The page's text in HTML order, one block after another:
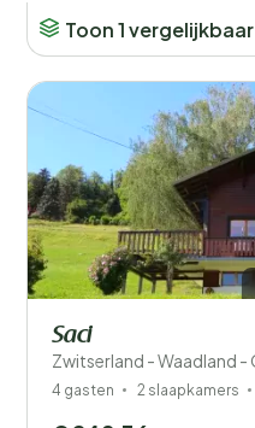
Toon 1
Saci
Zwitserland - Waadland -
4 gasten 2 slaapkamers